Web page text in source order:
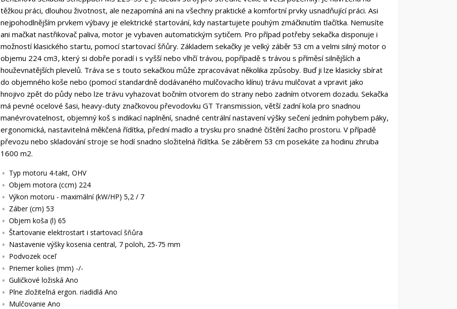
těžkou práci, dlouhou životnost, ale nezapomíná ani na všechny praktické a komfortní prvky usnadňující práci. Asi
nejpohodlnějším prvkem výbavy je elektrické startování, kdy nastartujete pouhým zmáčknutím tlačítka. Nemusíte
ani mačkat nastřikovač paliva, motor je vybaven automatickým sytičem. Pro případ potřeby sekačka disponuje i
možností klasického startu, pomocí startovací šňůry. Základem sekačky je velký záběr 53 cm a velmi silný motor o
objemu 224 cm3, který si dobře poradí i s vyšší nebo vlhčí trávou, popřípadě s trávou s příměsí silnějších a
houževnatějších plevelů. Tráva se s touto sekačkou může zpracovávat několika způsoby. Buď ji lze klasicky sbírat
do objemného koše nebo (pomocí standardně dodávaného mulčovacího klínu) trávu mulčovat a vpravit jako
hnojivo zpět do půdy nebo lze trávu vyhazovat bočním otvorem do strany nebo zadním otvorem dozadu. Sekačka
má pevné ocelové šasi, heavy-duty značkovou převodovku GT Transmission, větší zadní kola pro snadnou
manévrovatelnost, objemný koš s indikací naplnění, snadné centrální nastavení výšky sečení jedním pohybem páky,
ergonomická, nastavitelná měkčená řídítka, přední madlo a trysku pro snadné čištění žacího prostoru. V případě
převozu nebo skladování stroje se hodí snadno složitelná řídítka. Se záběrem 53 cm posekáte za hodinu zhruba
1600 m2.
Typ motoru 4-takt, OHV
Objem motora (ccm) 224
Výkon motoru - maximální (kW/HP) 5,2 / 7
Záber (cm) 53
Objem koša (l) 65
Štartovanie elektrostart i startovací šňůra
Nastavenie výšky kosenia central, 7 poloh, 25-75 mm
Podvozek oceľ
Priemer kolies (mm) -/-
Guličkové ložiská Ano
Plne zložiteľná ergon. riadidlá Ano
Mulčovanie Ano